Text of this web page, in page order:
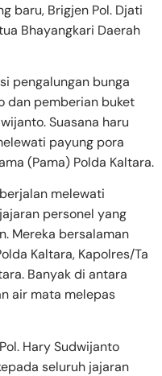
baru, Brigjen Pol. Djati
Bhayangkari Daerah
pengalungan bunga
dan pemberian buket
Suasana haru
payung pora
(Pama) Polda Kaltara.
melewati
personel yang
Mereka bersalaman
Kaltara, Kapolres/Ta
Banyak di antara
air mata melepas
Hary Sudwijanto
seluruh jajaran